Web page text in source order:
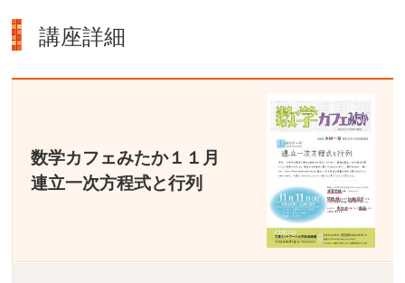
講座詳細
数学カフェみたか１１月
連立一次方程式と行列